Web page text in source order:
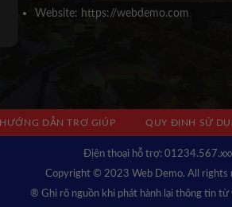
Founder Novihome
Website: https://webdemo.com
HƯỚNG DẪN TRỢ GIÚP QUY ĐỊNH SỬ
Địện thoại hỗ trợ:
Copyright © 2023 Web Demo. All rights
® Ghi rõ nguồn khi phát hành lại thông tin từ